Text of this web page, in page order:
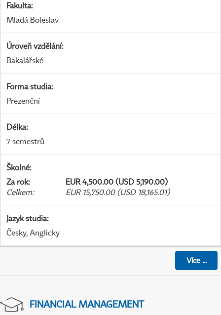
Fakulta:
Mladá Boleslav
Úroveň vzdělání:
Bakalářské
Forma studia:
Prezenční
Délka:
7 semestrů
Školné:
Za rok:
EUR 4,500.00 (USD 5,190.00)
Celkem: EUR 15,750.00 (USD 18,165.01)
Jazyk studia:
Česky, Anglicky
Více...
FINANCIAL MANAGEMENT